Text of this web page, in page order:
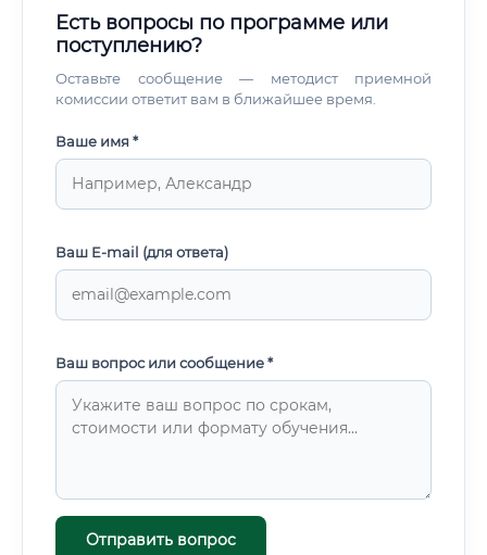
Есть вопросы по программе или
поступлению?
Оставьте сообщение — методист приемной
комиссии ответит вам в ближайшее время.
Ваше имя *
Ваш E-mail (для ответа)
Ваш вопрос или сообщение *
Отправить вопрос